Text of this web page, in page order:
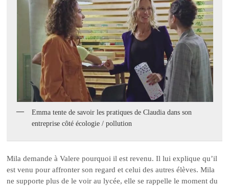
Emma tente de savoir les pratiques de Claudia dans son
entreprise côté écologie / pollution
Mila demande à Valere pourquoi il est revenu. Il lui explique qu’il
est venu pour affronter son regard et celui des autres élèves. Mila
ne supporte plus de le voir au lycée, elle se rappelle le moment du